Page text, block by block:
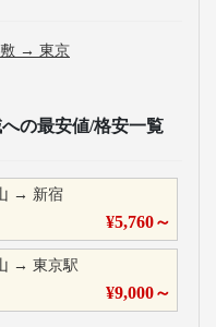
→ 東京
の最安値/格安一覧
→ 新宿
¥5,760～
→東京駅
¥9,000～